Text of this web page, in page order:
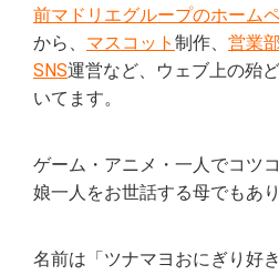
前マドリエグループのホーム
から、 マスコット 制作、 営業部
SNS運営など、ウェブ上の殆
いてます。
ゲーム・アニメ・一人でコツ
娘一人をお世話する母でもあり
名前は「ツナマヨおにぎり好